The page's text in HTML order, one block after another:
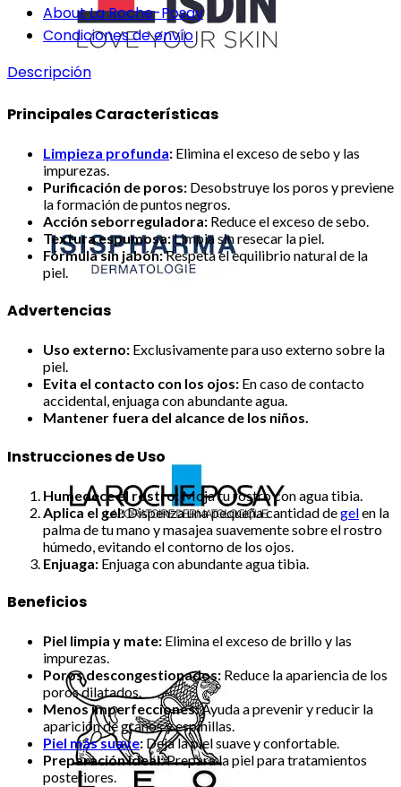
About La Roche-Posay
Condiciones de envío
Descripción
Principales Características
Limpieza profunda: Elimina el exceso de sebo y las
impurezas.
Purificación de poros: Desobstruye los poros y previene
la formación de puntos negros.
Acción seborreguladora: Reduce el exceso de sebo.
Textura espumosa:Limpia sin resecar la piel.
Fórmula sin jabón:Respeta el equilibrio natural de la
piel.
Advertencias
Uso externo: Exclusivamente para uso externo sobre la
piel.
Evita el contacto con los ojos: En caso de contacto
accidental, enjuaga con abundante agua.
Mantener fuera del alcance de los niños.
Instrucciones de Uso
Humedece el rostro: Moja tu rostro con agua tibia.
Aplica el gel:Dispenza una pequeña cantidad degelen la
palma de tu mano y masajea suavemente sobre el rostro
húmedo, evitando el contorno de los ojos.
Enjuaga: Enjuaga con abundante agua tibia.
Beneficios
Piel limpia y mate: Elimina el exceso de brillo y las
impurezas.
Poros descongestionados: Reduce la apariencia de los
poros dilatados.
Menos imperfecciones:Ayuda a prevenir y reducir la
aparición de granos y espinillas.
Piel más suave: Deja la piel suave y confortable.
Preparación ideal:Prepara la piel para tratamientos
posteriores.